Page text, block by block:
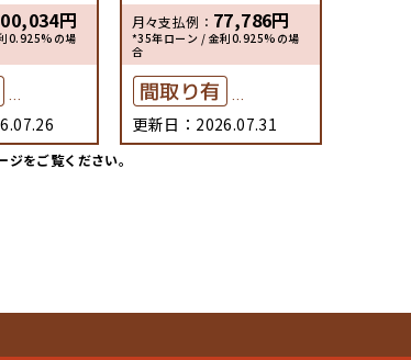
円
0.925%の場
可
月々支払例： 77,786円
*35年ローン / 金利0.925%の場
合
間取り有
築10年以内
更新日：2026.07.31
をご覧ください。